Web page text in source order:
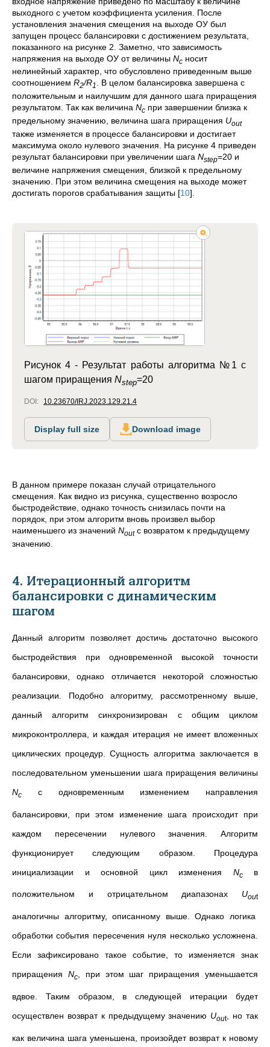
выходного с учетом коэффициента усиления. После
установления значения смещения на выходе ОУ был
запущен процесс балансировки с достижением результата,
показанного на рисунке 2. Заметно, что зависимость
напряжения на выходе ОУ от величины Nc носит
нелинейный характер, что обусловлено приведенным выше
соотношением R2/R1 . В целом балансировка завершена с
положительным и наилучшим для данного шага приращения
результатом. Так как величина Nc при завершении близка к
предельному значению, величина шага приращения Uout
также изменяется в процессе балансировки и достигает
максимума около нулевого значения. На рисунке 4 приведен
результат балансировки при увеличении шага Nstep=20 и
величине напряжения смещения, близкой к предельному
значению. При этом величина смещения на выходе может
достигать порогов срабатывания защиты [10]
Рисунок 4 - Результат работы алгоритма №1 c
шагом приращения Nstep=20
DOI: 10.23670/IRJ.2023.129.21.4
Display full size Download image
В данном примере показан случай отрицательного
смещения. Как видно из рисунка, существенно возросло
быстродействие, однако точность снизилась почти на
порядок, при этом алгоритм вновь произвел выбор
наименьшего из значений Noutc возвратом к предыдущему
значению.
4. Итерационный алгоритм
балансировки с динамическим
шагом
Данный алгоритм позволяет достичь достаточно высокого
быстродействия при одновременной высокой точности
балансировки, однако отличается некоторой сложностью
реализации. Подобно алгоритму, рассмотренному выше,
данный алгоритм синхронизирован с общим циклом
микроконтроллера, и каждая итерация не имеет вложенных
циклических процедур. Сущность алгоритма заключается в
последовательном уменьшении шага приращения величины
Nc с одновременным изменением направления
балансировки, при этом изменение шага происходит при
каждом пересечении нулевого значения. Алгоритм
функционирует следующим образом. Процедура
инициализации и основной цикл изменения Ncв
положительном и отрицательном диапазонах Uout
аналогичны алгоритму, описанному выше. Однако логика
обработки события пересечения нуля несколько усложнена.
Если зафиксировано такое событие, то изменяется знак
приращения Nc, при этом шаг приращения уменьшается
вдвое. Таким образом, в следующей итерации будет
осуществлен возврат к предыдущему значению Uout, но так
как величина шага уменьшена, произойдет возврат к новому